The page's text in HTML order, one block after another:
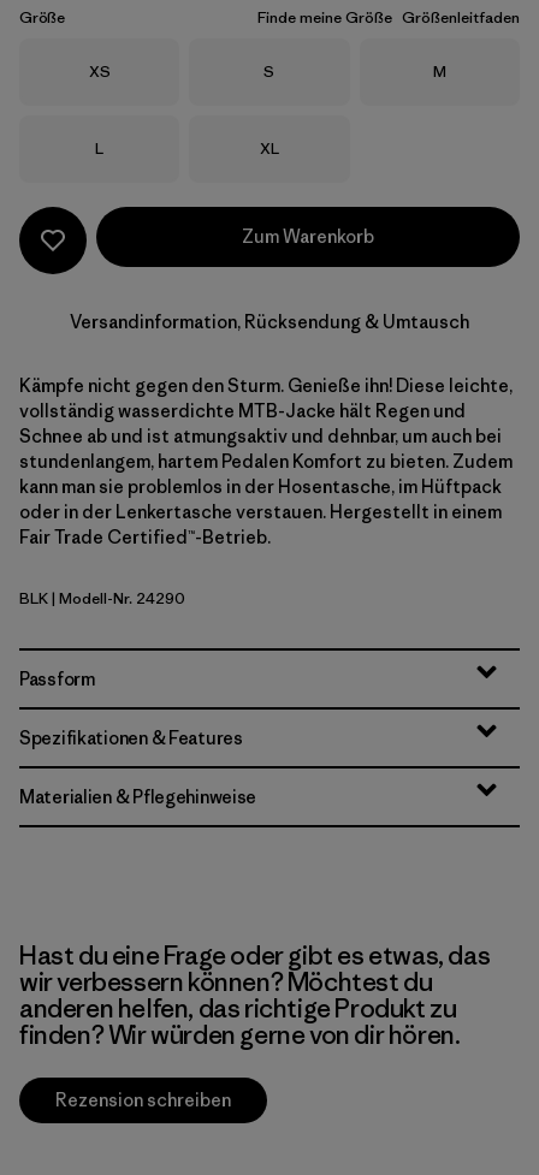
Größe Finde meine Größe Größenleitfaden
Größe
XS Größe
S Größe
M
Größe
L Größe
XL
Zum Warenkorb
Versandinformation, Rücksendung & Umtausch
Kämpfe nicht gegen den Sturm. Genieße ihn! Diese leichte,
vollständig wasserdichte MTB-Jacke hält Regen und
Schnee ab und ist atmungsaktiv und dehnbar, um auch bei
stundenlangem, hartem Pedalen Komfort zu bieten. Zudem
kann man sie problemlos in der Hosentasche, im Hüftpack
oder in der Lenkertasche verstauen. Hergestellt in einem
Fair Trade Certified™-Betrieb.
Black
BLK| Modell-Nr. 24290
Passform
Spezifikationen & Features
Materialien & Pflegehinweise
Hast du eine Frage oder gibt es etwas, das
wir verbessern können? Möchtest du
anderen helfen, das richtige Produkt zu
finden? Wir würden gerne von dir hören.
Rezension schreiben